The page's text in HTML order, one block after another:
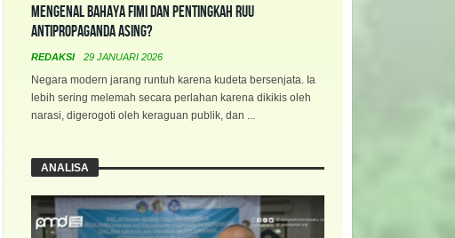
Mengenal Bahaya FIMI dan Pentingkah RUU
Antipropaganda Asing?
REDAKSI 29 JANUARI 2026
Negara modern jarang runtuh karena kudeta bersenjata. Ia
lebih sering melemah secara perlahan karena dikikis oleh
narasi, digerogoti oleh keraguan publik, dan ...
ANALISA